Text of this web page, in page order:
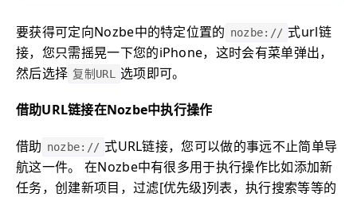
要获得可定向Nozbe中的特定位置的 nozbe:// 式url链
接，您只需摇晃一下您的iPhone，这时会有菜单弹出，
然后选择 复制URL 选项即可。
借助URL链接在Nozbe中执行操作
借助 nozbe:// 式URL链接，您可以做的事远不止简单导
航这一件。 在Nozbe中有很多用于执行操作比如添加新
任务，创建新项目，过滤[优先级]列表，执行搜索等等的